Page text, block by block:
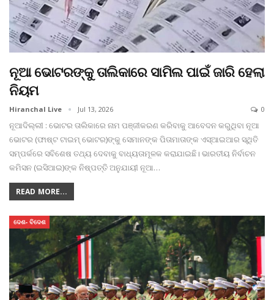
ନୂଆ ଭୋଟରଙ୍କୁ ତାଲିକାରେ ସାମିଲ ପାଇଁ ଜାରି ହେଲା
ନିୟମ
Hiranchal Live Jul 13, 2026 0
ନୂଆଦିଲ୍ଲୀ : ଭୋଟର ତାଲିକାରେ ନାମ ପଞ୍ଜୀକରଣ କରିବାକୁ ଆବେଦନ କରୁଥିବା ନୂଆ​‌
ଭୋଟର (ଫାଷ୍ଟ ଟାଇମ୍ ଭୋଟର)ଙ୍କୁ ସେମାନଙ୍କ ପିତାମାତାଙ୍କ ଏସ୍‌ଆଇଆର ସ୍ଥିତି
ସମ୍ପର୍କରେ ସବିଶେଷ ତଥ୍ୟ ଦେବାକୁ ବାଧ୍ୟତାମୂଳକ କରାଯାଇଛି। ଭାରତୀୟ ନିର୍ବାଚନ
କମିସନ (ଇସିଆଇ)ଙ୍କ ନିଷ୍ପତ୍ତି ଅନୁଯାୟୀ ନୂଆ…
READ MORE...
ଦେଶ- ବିଦେଶ